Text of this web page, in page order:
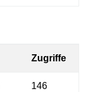
Zugriffe
146